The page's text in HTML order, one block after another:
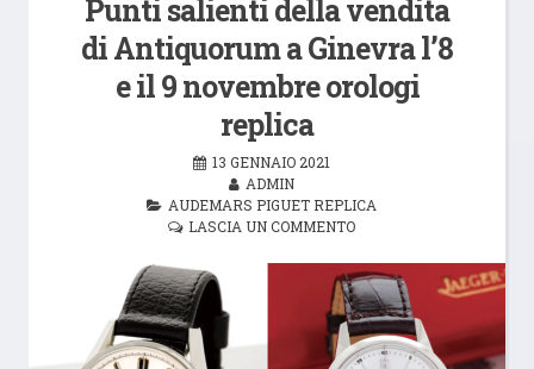
Punti salienti della vendita
di Antiquorum a Ginevra l’8
e il 9 novembre orologi
replica
13 GENNAIO 2021
ADMIN
AUDEMARS PIGUET REPLICA
LASCIA UN COMMENTO